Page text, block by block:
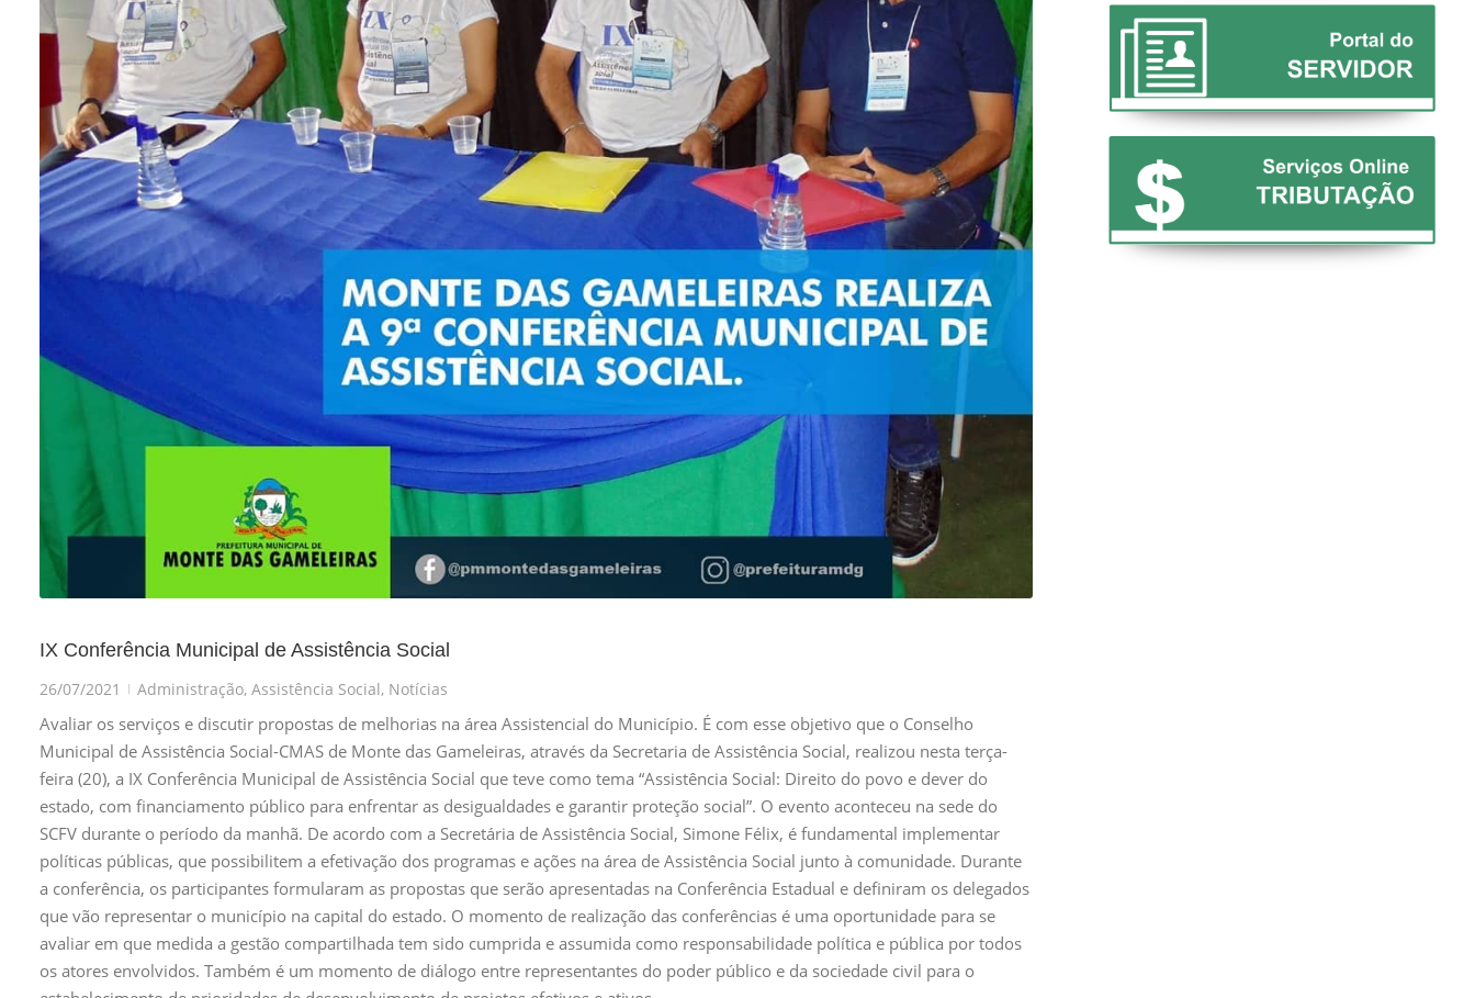
IX Conferência Municipal de Assistência Social
26/07/2021 | Administração, Assistência Social, Notícias
Avaliar os serviços e discutir propostas de melhorias na área Assistencial do Município. É com esse objetivo que o Conselho
Municipal de Assistência Social-CMAS de Monte das Gameleiras, através da Secretaria de Assistência Social, realizou nesta terça-
feira (20), a IX Conferência Municipal de Assistência Social que teve como tema “Assistência Social: Direito do povo e dever do
estado, com financiamento público para enfrentar as desigualdades e garantir proteção social”. O evento aconteceu na sede do
SCFV durante o período da manhã. De acordo com a Secretária de Assistência Social, Simone Félix, é fundamental implementar
políticas públicas, que possibilitem a efetivação dos programas e ações na área de Assistência Social junto à comunidade. Durante
a conferência, os participantes formularam as propostas que serão apresentadas na Conferência Estadual e definiram os delegados
que vão representar o município na capital do estado. O momento de realização das conferências é uma oportunidade para se
avaliar em que medida a gestão compartilhada tem sido cumprida e assumida como responsabilidade política e pública por todos
os atores envolvidos. Também é um momento de diálogo entre representantes do poder público e da sociedade civil para o